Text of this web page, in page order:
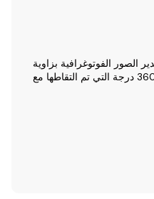
الفوتوغرافية بزاوية